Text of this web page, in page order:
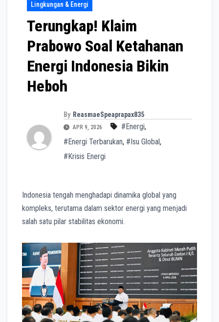
Lingkungan & Energi
Terungkap! Klaim
Prabowo Soal Ketahanan
Energi Indonesia Bikin
Heboh
By ReasmaeSpeaprapax835
APR 9, 2026 #Energi,
#Energi Terbarukan, #Isu Global,
#Krisis Energi
Indonesia tengah menghadapi dinamika global yang
kompleks, terutama dalam sektor energi yang menjadi
salah satu pilar stabilitas ekonomi.